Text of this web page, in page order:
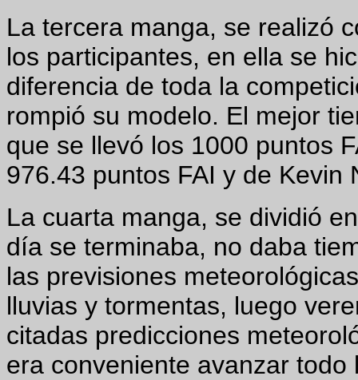
La tercera manga, se realizó
los participantes, en ella se
diferencia de toda la
rompió su modelo. El mejor
que se llevó los 1000 puntos
976.43 puntos FAI y de Kevin
La cuarta manga, se dividió
día se terminaba, no daba
las previsiones
lluvias y tormentas, luego
citadas predicciones
era conveniente avanzar